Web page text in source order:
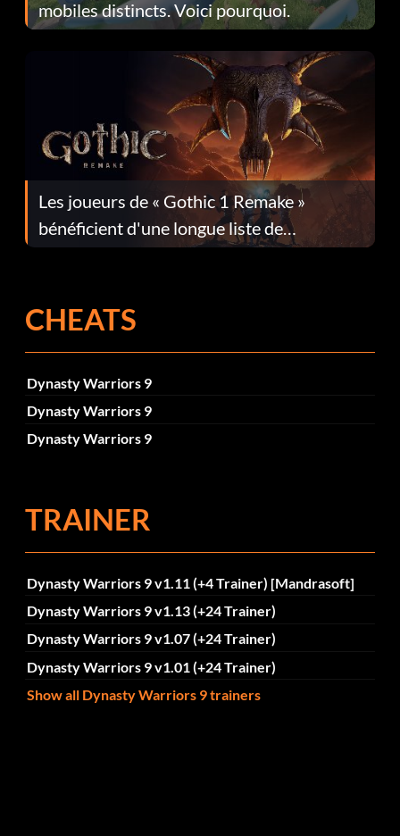
mobiles distincts. Voici pourquoi.
Les joueurs de « Gothic 1 Remake »
bénéficient d'une longue liste de
corrections dans la mise à jour 1.0.4
CHEATS
Dynasty Warriors 9
Dynasty Warriors 9
Dynasty Warriors 9
TRAINER
Dynasty Warriors 9 v1.11 (+4 Trainer) [Mandrasoft]
Dynasty Warriors 9 v1.13 (+24 Trainer)
Dynasty Warriors 9 v1.07 (+24 Trainer)
Dynasty Warriors 9 v1.01 (+24 Trainer)
Show all Dynasty Warriors 9 trainers